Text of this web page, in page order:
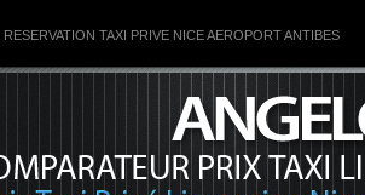
RESERVATION TAXI PRIVE NICE AEROPORT ANTIBES